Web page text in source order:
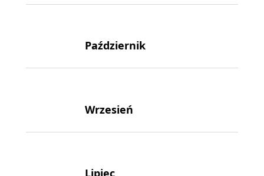
Październik
Wrzesień
Lipiec